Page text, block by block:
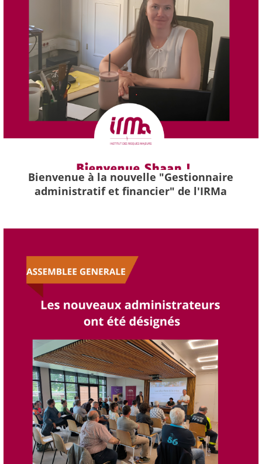
Bienvenue à la nouvelle "Gestionnaire
administratif et financier" de l'IRMa